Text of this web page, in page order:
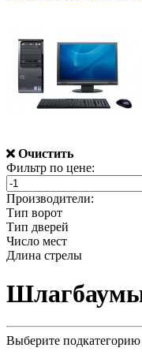
Очистить
Фильтр по цене:
Производители:
Тип ворот
Тип дверей
Число мест
Длина стрелы
Выберите подкатегорию